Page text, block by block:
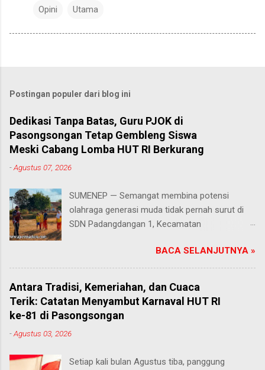
Opini Utama
Postingan populer dari blog ini
Dedikasi Tanpa Batas, Guru PJOK di
Pasongsongan Tetap Gembleng Siswa
Meski Cabang Lomba HUT RI Berkurang
-Agustus 07, 2026
SUMENEP — Semangat membina potensi
olahraga generasi muda tidak pernah surut di
SDN Padangdangan 1, Kecamatan
(5/8/2026) Meski beberapa cabang olahraga
tidak masuk dalam daftar kompetisi perayaan
Hari Ulang Tahun (HUT) Kemerdekaan Republik
Indonesia tahun ini, proses latihan bagi para
siswa tetap berjalan penuh antusias. Risqon
Muttaqin, S.Pd., guru Pendidikan Jasmani,
Olahraga, dan Kesehatan (PJOK) di sekolah
melatih anak-anak didiknya. Salah satu cabang
BACA SELANJUTNYA »
Antara Tradisi, Kemeriahan, dan Cuaca
Terik: Catatan Menyambut Karnaval HUT RI
ke-81 di Pasongsongan
-Agustus 03, 2026
Setiap kali bulan Agustus tiba, panggung